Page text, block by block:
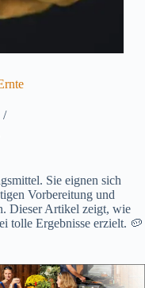
Sie eignen sich
Vorbereitung und
Dieser Artikel zeigt, wie
tolle Ergebnisse erzielt. 🥔